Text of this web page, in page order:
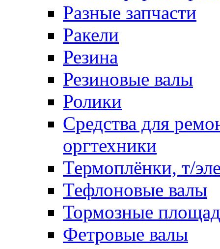
Разные запчасти
Ракели
Резина
Резиновые валы
Ролики
Средства для
оргтехники
Термоплёнки, т/
Тефлоновые валы
Тормозные
Фетровые валы